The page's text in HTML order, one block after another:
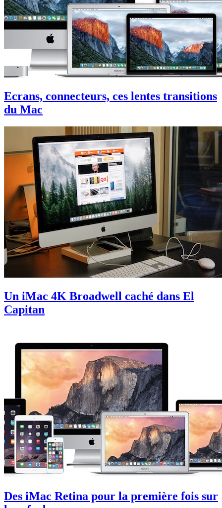
Ecrans, connecteurs, ces lentes transitions
du Mac
Un iMac 4K Broadwell caché dans El
Capitan
Des iMac Retina pour la première fois sur